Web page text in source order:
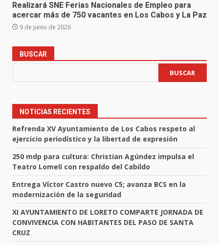
Realizará SNE Ferias Nacionales de Empleo para
acercar más de 750 vacantes en Los Cabos y La Paz
9 de junio de 2026
BUSCAR
BUSCAR
NOTICIAS RECIENTES
Refrenda XV Ayuntamiento de Los Cabos respeto al
ejercicio periodístico y la libertad de expresión
250 mdp para cultura: Christian Agúndez impulsa el
Teatro Lomelí con respaldo del Cabildo
Entrega Víctor Castro nuevo C5; avanza BCS en la
modernización de la seguridad
XI AYUNTAMIENTO DE LORETO COMPARTE JORNADA DE
CONVIVENCIA CON HABITANTES DEL PASO DE SANTA
CRUZ